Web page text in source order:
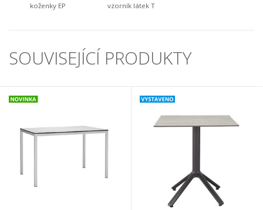
koženky EP vzorník látek T
SOUVISEJÍCÍ PRODUKTY